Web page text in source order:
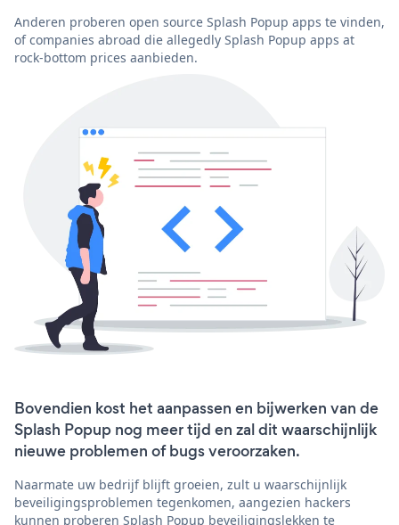
Anderen proberen open source Splash Popup apps te vinden,
of companies abroad die allegedly Splash Popup apps at
rock-bottom prices aanbieden.
Bovendien kost het aanpassen en bijwerken van de
Splash Popup nog meer tijd en zal dit waarschijnlijk
nieuwe problemen of bugs veroorzaken.
Naarmate uw bedrijf blijft groeien, zult u waarschijnlijk
beveiligingsproblemen tegenkomen, aangezien hackers
kunnen proberen Splash Popup beveiligingslekken te